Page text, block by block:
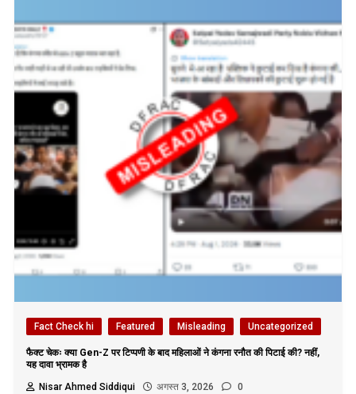
Fact Check hi Featured Misleading Uncategorized
फैक्ट चेकः क्या Gen-Z पर टिप्पणी के बाद महिलाओं ने कंगना रनौत की पिटाई की? नहीं,
यह दावा भ्रामक है
Nisar Ahmed Siddiqui
अगस्त 3, 2026 0